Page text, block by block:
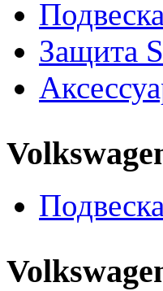
Защита